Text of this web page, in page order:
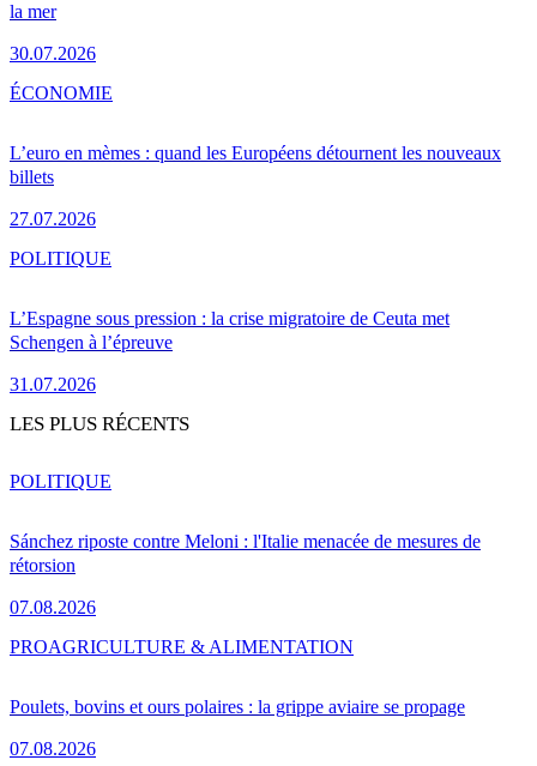
la mer
30.07.2026
L’euro en mèmes : quand les Européens détournent les nouveaux
billets
27.07.2026
ÉCONOMIE
L’Espagne sous pression : la crise migratoire de Ceuta met
Schengen à l’épreuve
31.07.2026
POLITIQUE
LES PLUS RÉCENTS
Sánchez riposte contre Meloni : l'Italie menacée de mesures de
rétorsion
07.08.2026
POLITIQUE
Poulets, bovins et ours polaires : la grippe aviaire se propage
07.08.2026
PROAGRICULTURE & ALIMENTATION